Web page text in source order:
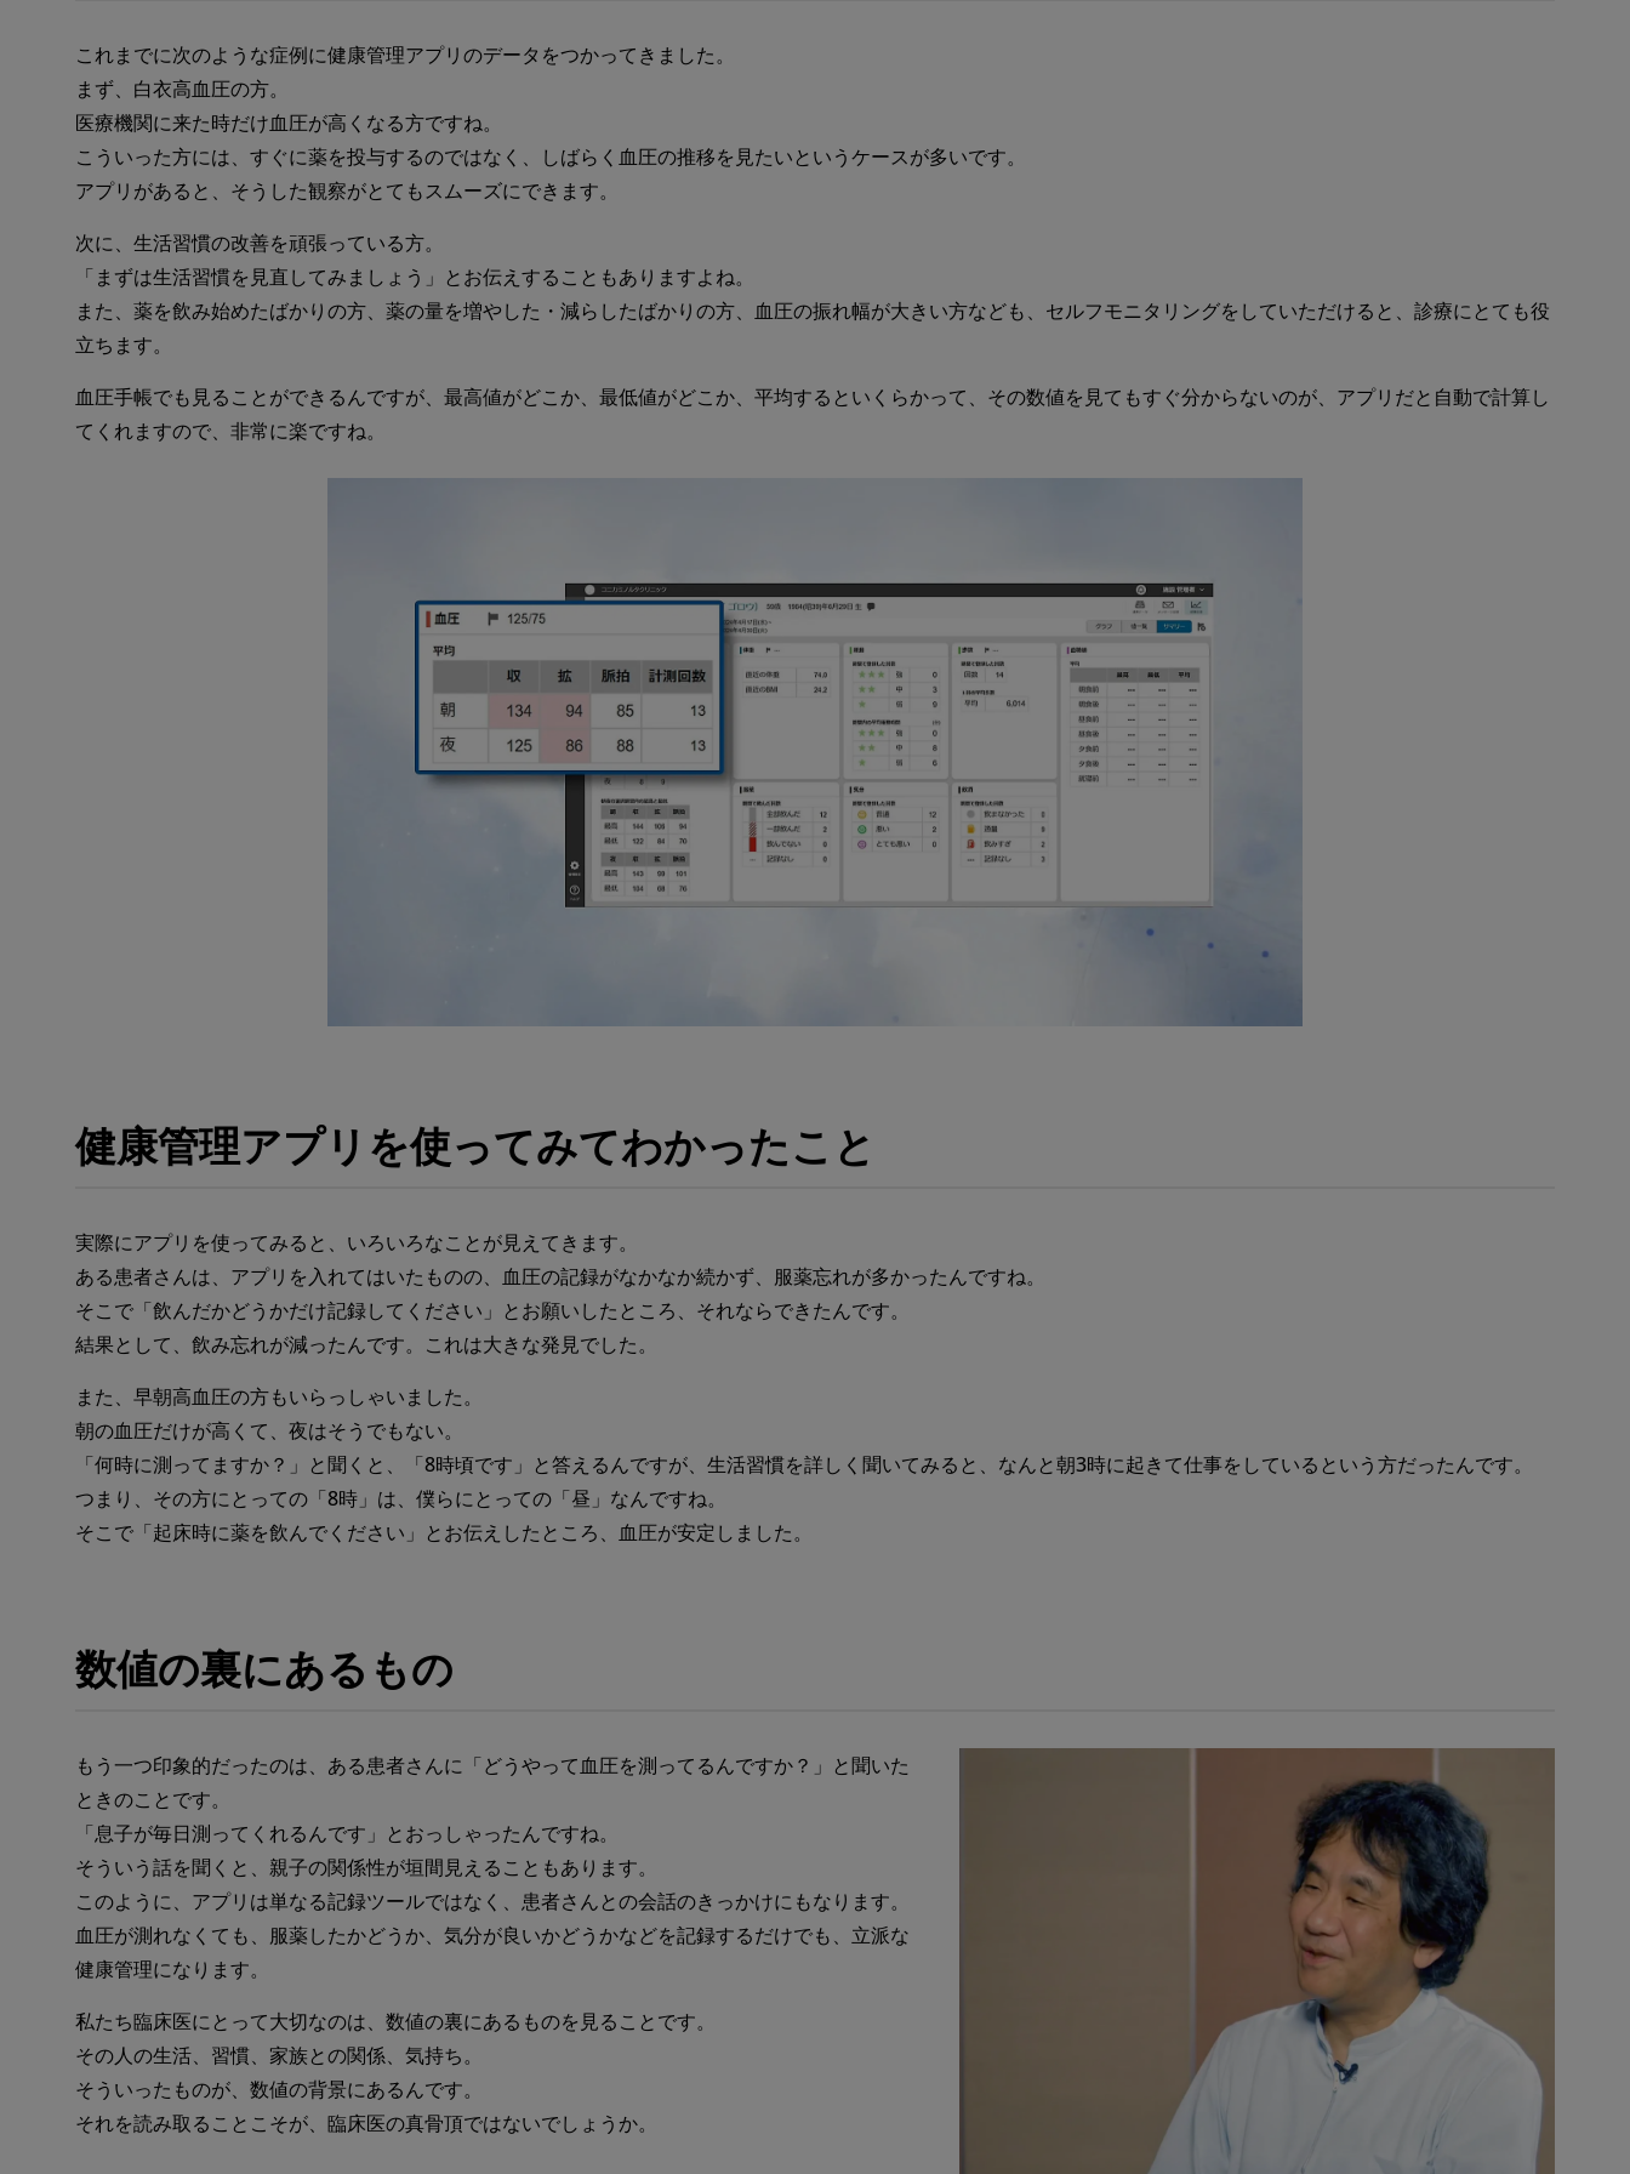
これまでに次のような症例に健康管理アプリのデータをつかってきました。
まず、白衣高血圧の方。
医療機関に来た時だけ血圧が高くなる方ですね。
こういった方には、すぐに薬を投与するのではなく、しばらく血圧の推移を見たいというケースが多いです。
アプリがあると、そうした観察がとてもスムーズにできます。
次に、生活習慣の改善を頑張っている方。
「まずは生活習慣を見直してみましょう」とお伝えすることもありますよね。
また、薬を飲み始めたばかりの方、薬の量を増やした・減らしたばかりの方、血圧の振れ幅が大きい方なども、セルフモニタリングをしていただけると、診療にとても役
立ちます。
血圧手帳でも見ることができるんですが、最高値がどこか、最低値がどこか、平均するといくらかって、その数値を見てもすぐ分からないのが、アプリだと自動で計算し
てくれますので、非常に楽ですね。
健康管理アプリを使ってみてわかったこと
実際にアプリを使ってみると、いろいろなことが見えてきます。
ある患者さんは、アプリを入れてはいたものの、血圧の記録がなかなか続かず、服薬忘れが多かったんですね。
そこで「飲んだかどうかだけ記録してください」とお願いしたところ、それならできたんです。
結果として、飲み忘れが減ったんです。これは大きな発見でした。
また、早朝高血圧の方もいらっしゃいました。
朝の血圧だけが高くて、夜はそうでもない。
「何時に測ってますか？」と聞くと、「8時頃です」と答えるんですが、生活習慣を詳しく聞いてみると、なんと朝3時に起きて仕事をしているという方だったんです。
つまり、その方にとっての「8時」は、僕らにとっての「昼」なんですね。
そこで「起床時に薬を飲んでください」とお伝えしたところ、血圧が安定しました。
数値の裏にあるもの
もう一つ印象的だったのは、ある患者さんに「どうやって血圧を測ってるんですか？」と聞いた
ときのことです。
「息子が毎日測ってくれるんです」とおっしゃったんですね。
そういう話を聞くと、親子の関係性が垣間見えることもあります。
このように、アプリは単なる記録ツールではなく、患者さんとの会話のきっかけにもなります。
血圧が測れなくても、服薬したかどうか、気分が良いかどうかなどを記録するだけでも、立派な
健康管理になります。
私たち臨床医にとって大切なのは、数値の裏にあるものを見ることです。
その人の生活、習慣、家族との関係、気持ち。
そういったものが、数値の背景にあるんです。
それを読み取ることこそが、臨床医の真骨頂ではないでしょうか。